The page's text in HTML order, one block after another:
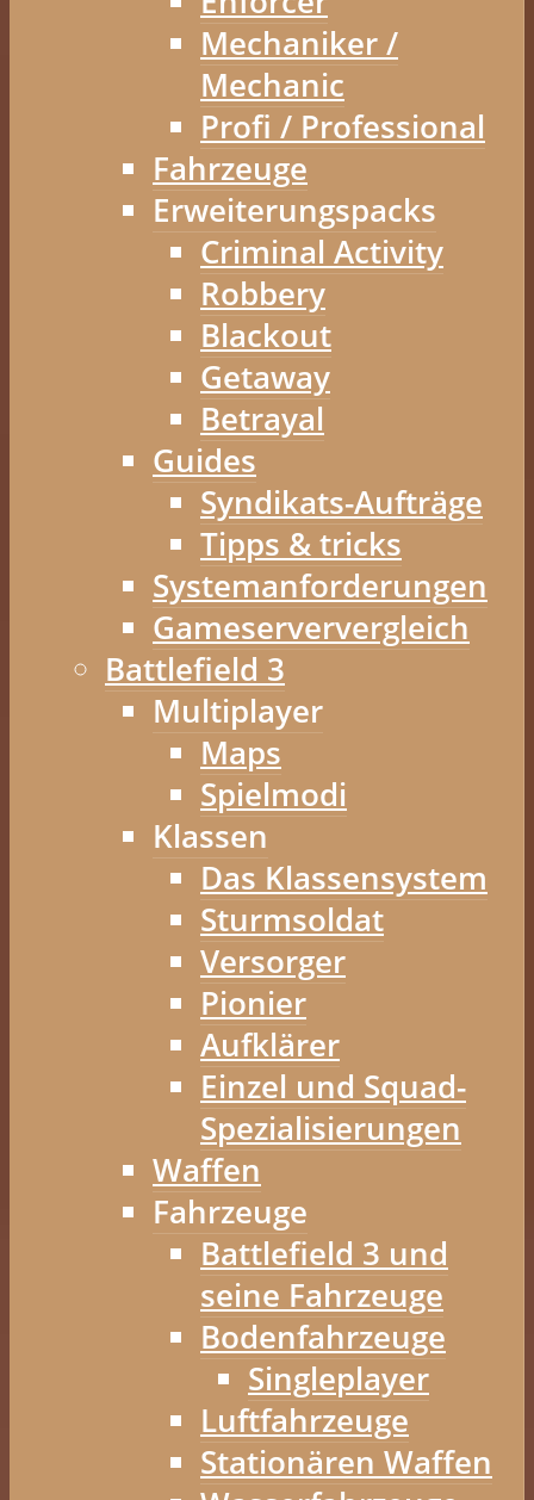
Mechaniker /
Mechanic
Profi / Professional
Fahrzeuge
Erweiterungspacks
Criminal Activity
Robbery
Blackout
Getaway
Betrayal
Guides
Syndikats-Aufträge
Tipps & tricks
Systemanforderungen
Gameserververgleich
Battlefield 3
Multiplayer
Maps
Spielmodi
Klassen
Das Klassensystem
Sturmsoldat
Versorger
Pionier
Aufklärer
Einzel und Squad-
Spezialisierungen
Waffen
Fahrzeuge
Battlefield 3 und
seine Fahrzeuge
Bodenfahrzeuge
Singleplayer
Luftfahrzeuge
Stationären Waffen